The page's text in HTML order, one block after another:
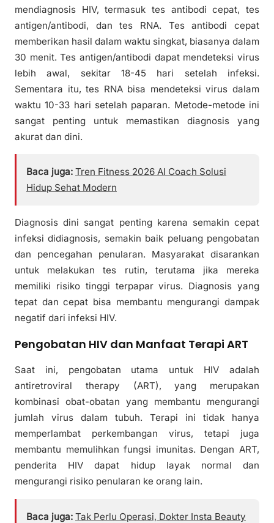
mendiagnosis HIV, termasuk tes antibodi cepat, tes
antigen/antibodi, dan tes RNA. Tes antibodi cepat
memberikan hasil dalam waktu singkat, biasanya dalam
30 menit. Tes antigen/antibodi dapat mendeteksi virus
lebih awal, sekitar 18-45 hari setelah infeksi.
Sementara itu, tes RNA bisa mendeteksi virus dalam
waktu 10-33 hari setelah paparan. Metode-metode ini
sangat penting untuk memastikan diagnosis yang
akurat dan dini.
Baca juga: Tren Fitness 2026 AI Coach Solusi
Hidup Sehat Modern
Diagnosis dini sangat penting karena semakin cepat
infeksi didiagnosis, semakin baik peluang pengobatan
dan pencegahan penularan. Masyarakat disarankan
untuk melakukan tes rutin, terutama jika mereka
memiliki risiko tinggi terpapar virus. Diagnosis yang
tepat dan cepat bisa membantu mengurangi dampak
negatif dari infeksi HIV.
Pengobatan HIV dan Manfaat Terapi ART
Saat ini, pengobatan utama untuk HIV adalah
antiretroviral therapy (ART), yang merupakan
kombinasi obat-obatan yang membantu mengurangi
jumlah virus dalam tubuh. Terapi ini tidak hanya
memperlambat perkembangan virus, tetapi juga
membantu memulihkan fungsi imunitas. Dengan ART,
penderita HIV dapat hidup layak normal dan
mengurangi risiko penularan ke orang lain.
Baca juga: Tak Perlu Operasi, Dokter Insta Beauty